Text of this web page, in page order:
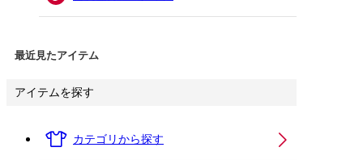
最近見たアイテム
アイテムを探す
カテゴリから探す